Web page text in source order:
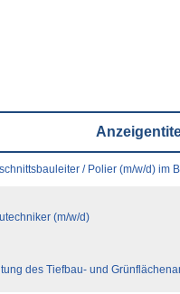
/ Polier (m/w/d) im
(m/w/d)
des Tiefbau- und